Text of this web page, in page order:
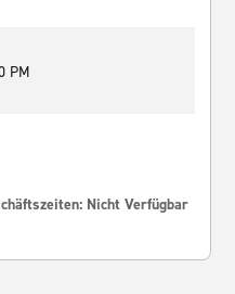
PM
Nicht Verfügbar